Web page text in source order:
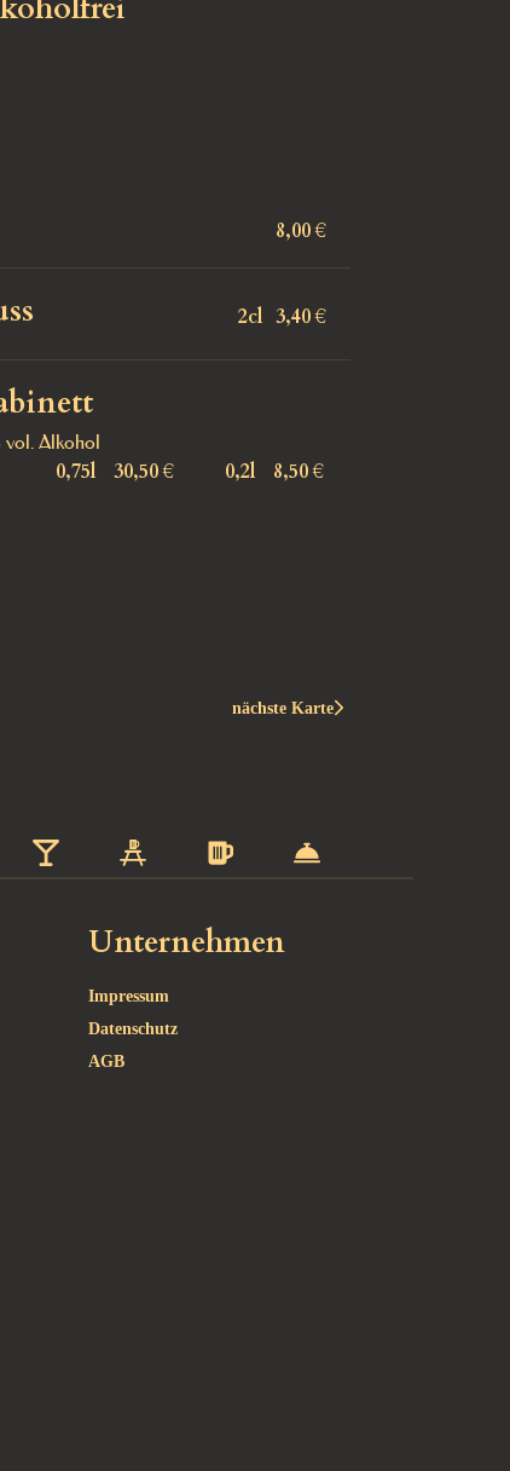
8,00 €
2cl 3,40 €
vol. Alkohol
0,75l 30,50 € 0,2l 8,50 €
nächste Karte
Unternehmen
Impressum
Datenschutz
AGB